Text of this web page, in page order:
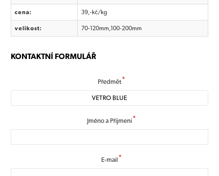
cena: 39,-kč/kg
velikost: 70-120mm,100-200mm
KONTAKTNÍ FORMULÁŘ
Předmět*
Jméno a Příjmení*
E-mail*